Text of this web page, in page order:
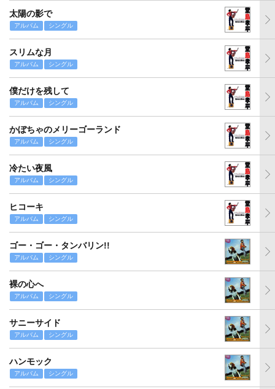
太陽の影で
アルバム シングル
スリムな月
アルバム シングル
僕だけを残して
アルバム シングル
かぼちゃのメリーゴーランド
アルバム シングル
冷たい夜風
アルバム シングル
ヒコーキ
アルバム シングル
ゴー・ゴー・タンバリン!!
アルバム シングル
裸の心へ
アルバム シングル
サニーサイド
アルバム シングル
ハンモック
アルバム シングル